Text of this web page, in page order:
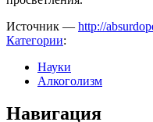
Источник — http://
Категории:
Науки
Алкоголизм
Навигация